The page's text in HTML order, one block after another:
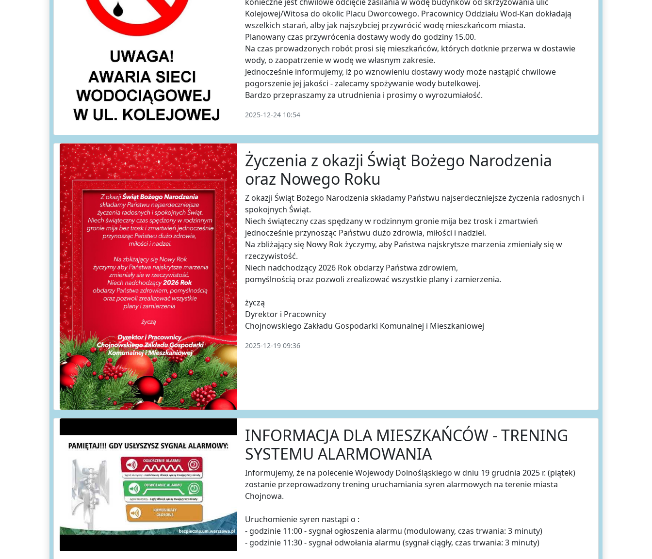
Kolejowej/Witosa do okolic Placu Dworcowego. Pracownicy Oddziału Wod-Kan dokładają
wszelkich starań, alby jak najszybciej przywrócić wodę mieszkańcom miasta.
Planowany czas przywrócenia dostawy wody do godziny 15.00.
Na czas prowadzonych robót prosi się mieszkańców, których dotknie przerwa w dostawie
wody, o zaopatrzenie w wodę we własnym zakresie.
Jednocześnie informujemy, iż po wznowieniu dostawy wody może nastąpić chwilowe
pogorszenie jej jakości - zalecamy spożywanie wody butelkowej.
Bardzo przepraszamy za utrudnienia i prosimy o wyrozumiałość.
2025-12-24 10:54
Życzenia z okazji Świąt Bożego Narodzenia
oraz Nowego Roku
Z okazji Świąt Bożego Narodzenia składamy Państwu najserdeczniejsze życzenia radosnych i
spokojnych Świąt.
Niech świąteczny czas spędzany w rodzinnym gronie mija bez trosk i zmartwień
jednocześnie przynosząc Państwu dużo zdrowia, miłości i nadziei.
Na zbliżający się Nowy Rok życzymy, aby Państwa najskrytsze marzenia zmieniały się w
rzeczywistość.
Niech nadchodzący 2026 Rok obdarzy Państwa zdrowiem,
pomyślnością oraz pozwoli zrealizować wszystkie plany i zamierzenia.
życzą
Dyrektor i Pracownicy
Chojnowskiego Zakładu Gospodarki Komunalnej i Mieszkaniowej
2025-12-19 09:36
INFORMACJA DLA MIESZKAŃCÓW - TRENING
SYSTEMU ALARMOWANIA
Informujemy, że na polecenie Wojewody Dolnośląskiego w dniu 19 grudnia 2025 r. (piątek)
zostanie przeprowadzony trening uruchamiania syren alarmowych na terenie miasta
Chojnowa.
Uruchomienie syren nastąpi o :
- godzinie 11:00 - sygnał ogłoszenia alarmu (modulowany, czas trwania: 3 minuty)
- godzinie 11:30 - sygnał odwołania alarmu (sygnał ciągły, czas trwania: 3 minuty)